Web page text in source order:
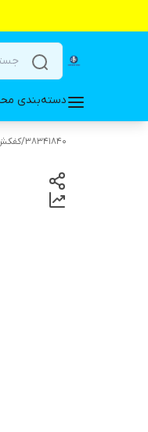
دسته‌بندی
38341840
/